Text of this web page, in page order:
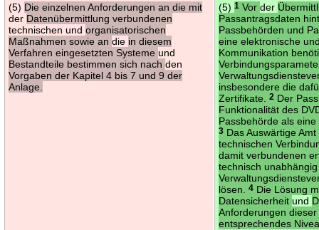
(5) Die einzelnen Anforderungen an die mit
der Datenübermittlung verbundenen
technischen undorganisatorischen
Maßnahmen sowie andie in diesem
Verfahren eingesetzten Systemeund
Bestandteile bestimmen sich nachden
Vorgaben der Kapitel 4 bis 7 und 9 der
Anlage.
(5)1 Vorder
Passantragsdaten
Passbehörden und
eine elektronische
Kommunikation
insbesondere die
Zertifikate.2 Der
Funktionalität des
Passbehörde als
3 Das Auswärtige
technischen
damit verbundenen
technisch
lösen.4 Die Lösung
Datensicherheitund
Anforderungen
entsprechendes